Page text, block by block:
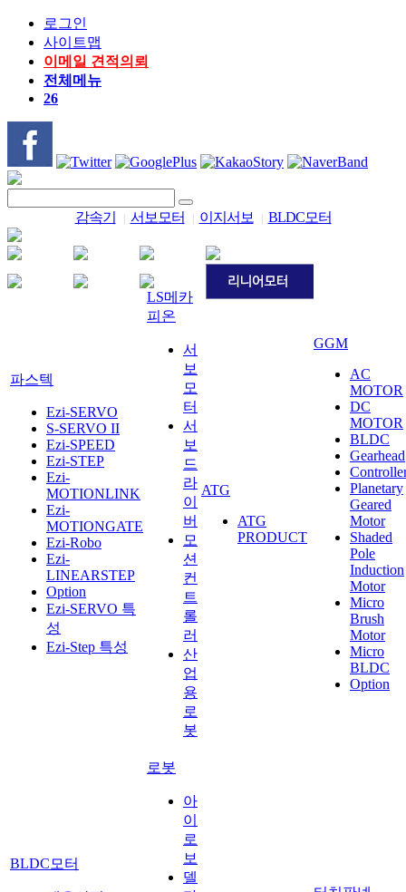
로그인
사이트맵
이메일 견적의뢰
전체메뉴
26
감속기 서보모터 이지서보 BLDC모터
파스텍
Ezi-SERVO
S-SERVO II
Ezi-SPEED
Ezi-STEP
Ezi-
MOTIONLINK
Ezi-
MOTIONGATE
Ezi-Robo
Ezi-
LINEARSTEP
Option
Ezi-SERVO 특
성
Ezi-Step 특성
LS메카
피온
서
보
모
터
서
보
드
라
이
버
모
션
컨
트
롤
러
산
업
용
로
봇
ATG
ATG
PRODUCT
GGM
AC
MOTOR
DC
MOTOR
BLDC
Gearhead
Planetary
Geared
Motor
Shaded
Pole
Induction
Motor
Micro
Brush
Motor
Micro
BLDC
Option
BLDC모터
로봇
아
이
로
보
델